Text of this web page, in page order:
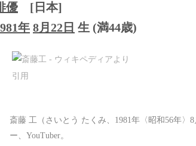
優
[日本]
年 8月22日 生 (満44歳)
斎藤 工（さいとう たくみ、1981年〈昭和56年
ー、YouTuber。